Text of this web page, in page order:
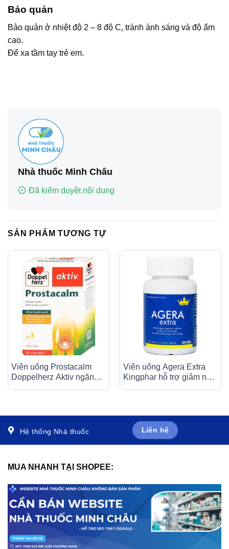
Bảo quản
Bảo quản ở nhiệt độ 2 – 8 độ C, tránh ánh sáng và độ ẩm
cao.
Để xa tầm tay trẻ em.
Nhà thuốc Minh Châu
Đã kiểm duyệt nội dung
SẢN PHẨM TƯƠNG TỰ
Viên uống Prostacalm
Doppelherz Aktiv ngăn
Viên uống Agera Extra
Kingphar hỗ trợ giảm ngạt
Hệ thống Nhà thuốc Liên hệ
MUA NHANH TẠI SHOPEE: